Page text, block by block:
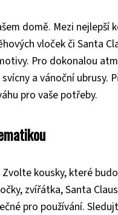
domě. Mezi nejlepší
vloček či Santa
Pro dokonalou
a vánoční ubrusy.
pro vaše potřeby.
kousky, které
zvířátka, Santa
pro používání.